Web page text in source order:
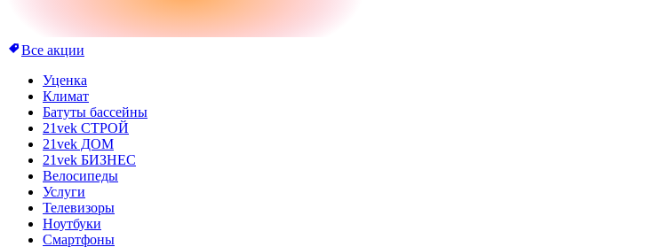
Все акции
Уценка
Климат
Батуты бассейны
21vek СТРОЙ
21vek ДОМ
21vek БИЗНЕС
Велосипеды
Услуги
Телевизоры
Ноутбуки
Смартфоны